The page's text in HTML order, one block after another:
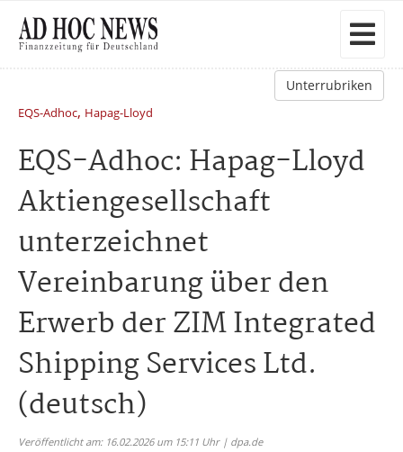
Unterrubriken
EQS-Adhoc, Hapag-Lloyd
EQS-Adhoc: Hapag-Lloyd
Aktiengesellschaft
unterzeichnet
Vereinbarung über den
Erwerb der ZIM Integrated
Shipping Services Ltd.
(deutsch)
Veröffentlicht am: 16.02.2026 um 15:11 Uhr | dpa.de